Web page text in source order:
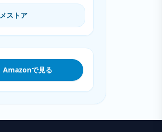
ストア
Amazonで見る